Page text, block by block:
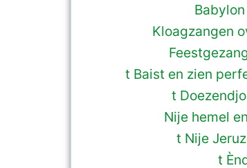
Kloagzangen
t Baist en zien
t
Nije hemel
t Nije
t